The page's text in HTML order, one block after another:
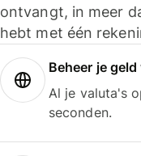
ontvangt, in meer
hebt met één
Beheer je
Al je valuta's
seconden.